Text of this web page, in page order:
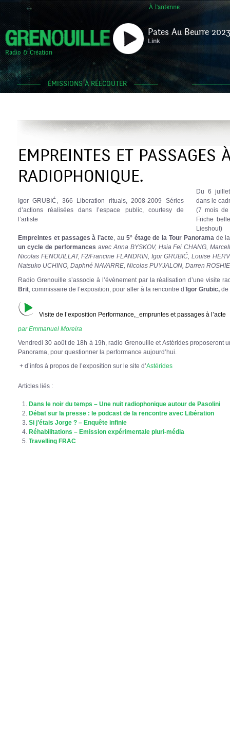
À l'antenne
Radio & Création
Pates Au Beurre
Link
ÉMISSIONS À RÉECOUTER
EMPREINTES ET PASSAGES
RADIOPHONIQUE.
Igor GRUBIĆ, 366 Liberation rituals, 2008-2009 Séries
d’actions réalisées dans l’espace public, courtesy de
l’artiste
Du 6
dans le
(7 mois de
Friche
Empreintes et passages à l’acte , au 5° étage de la Tour Panorama de
un cycle de performances avec Anna BYSKOV, Hsia Fei CHANG,
Nicolas FENOUILLAT, F2/Francine FLANDRIN, Igor GRUBIĆ, Louise
Natsuko UCHINO, Daphné NAVARRE, Nicolas PUYJALON, Darren
Radio Grenouille s’associe à l’évènement par la réalisation d’une visite
Brit , commissaire de l’exposition, pour aller à la rencontre d’Igor Grubic, de
Visite de l’exposition Performance,_empruntes et passages à l’acte
par Emmanuel Moreira
Vendredi 30 août de 18h à 19h, radio Grenouille et Astérides proposeront
Panorama, pour questionner la performance aujourd’hui.
+ d’infos à propos de l’exposition sur le site d’Astérides
Articles liés :
Dans le noir du temps – Une nuit radiophonique autour de Pasolini
Débat sur la presse : le podcast de la rencontre avec Libération
Si j’étais Jorge ? – Enquête infinie
Réhabilitations – Emission expérimentale pluri-média
Travelling FRAC